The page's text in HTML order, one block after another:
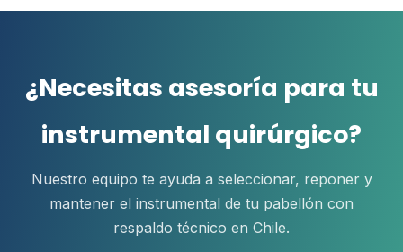
¿Necesitas asesoría para tu
instrumental quirúrgico?
Nuestro equipo te ayuda a seleccionar, reponer y
mantener el instrumental de tu pabellón con
respaldo técnico en Chile.